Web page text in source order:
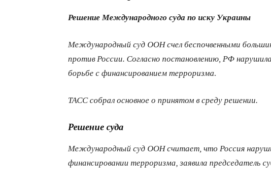
Решение Международного суда по иску Украины
Международный суд ООН счел беспочвенными
против России. Согласно постановлению, РФ
борьбе с финансированием терроризма.
ТАСС собрал основное о принятом в среду решении.
Решение суда
Международный суд ООН считает, что Россия
финансировании терроризма, заявила председатель